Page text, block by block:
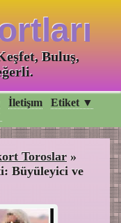
Buluş,
İletişım
Etiket ▼
Toroslar »
Büyüleyici ve